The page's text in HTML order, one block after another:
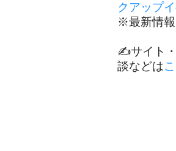
クアップ
※最新情報
✍️サイト・
談などは